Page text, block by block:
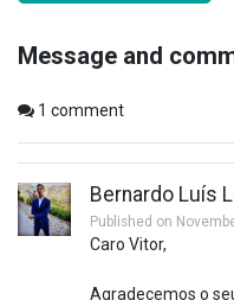
Message and
1 comment
Bernardo Luís
Published on
Caro Vitor,
Agradecemos o